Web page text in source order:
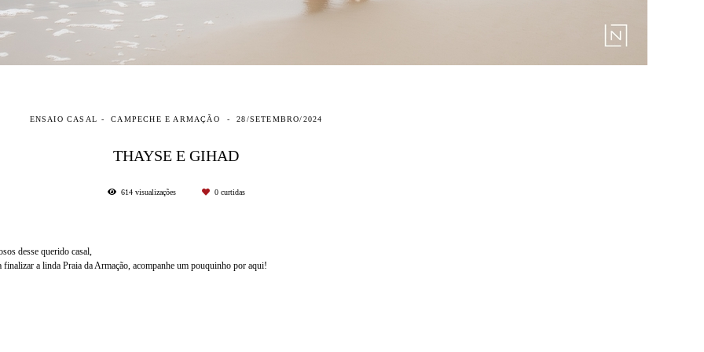
ENSAIO CASAL CAMPECHE E ARMAÇÃO 28/SETEMBRO/2024
THAYSE E GIHAD
614visualizações 0curtidas
desse querido casal,
a linda Praia da Armação, acompanhe um pouquinho por aqui!